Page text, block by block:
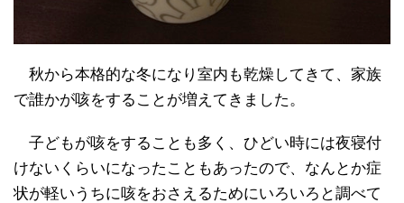
秋から本格的な冬になり室内も乾燥してきて、家族
で誰かが咳をすることが増えてきました。
子どもが咳をすることも多く、ひどい時には夜寝付
けないくらいになったこともあったので、なんとか症
状が軽いうちに咳をおさえるためにいろいろと調べて